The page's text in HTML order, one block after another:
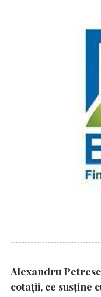
Alexandru
cotații, ce susține